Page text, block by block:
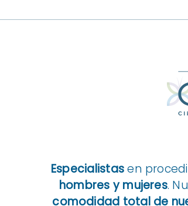
Especialistasen
hombres y mujeres.
comodidad total de